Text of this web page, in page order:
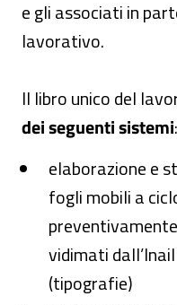
e gli associati in
lavorativo.
Il libro unico del
dei seguenti sistemi:
elaborazione e
fogli mobili a
vidimati
(tipografie)